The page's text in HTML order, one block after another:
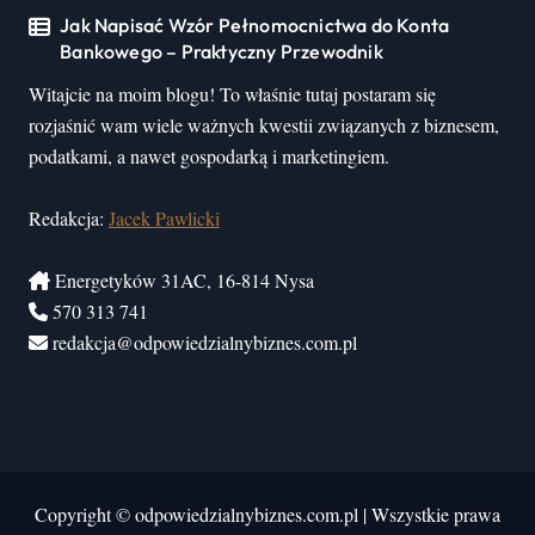
Jak Napisać Wzór Pełnomocnictwa do Konta
Bankowego – Praktyczny Przewodnik
Witajcie na moim blogu! To właśnie tutaj postaram się
rozjaśnić wam wiele ważnych kwestii związanych z biznesem,
podatkami, a nawet gospodarką i marketingiem.
Redakcja: Jacek Pawlicki
Energetyków 31AC, 16-814 Nysa
570 313 741
redakcja@odpowiedzialnybiznes.com.pl
Copyright © odpowiedzialnybiznes.com.pl |Wszystkie prawa